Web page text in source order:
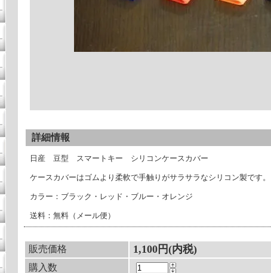
詳細情報
日産 豆型 スマートキー シリコンケースカバー
ケースカバーはゴムより柔軟で手触りがサラサラなシリコン製です。
カラー：ブラック・レッド・ブルー・オレンジ
送料：無料（メール便）
販売価格 1,100円(内税)
購入数